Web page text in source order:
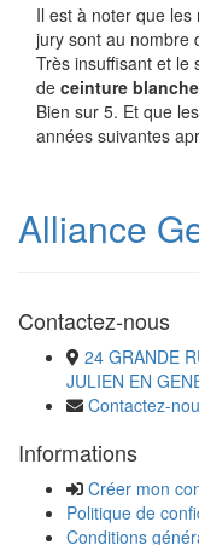
Il est à noter que
jury sont au nombre
Très insuffisant et le
de ceinture
Bien sur 5. Et que
années suivantes
Alliance
Contactez-nous
24 GRANDE
JULIEN EN
Contactez-
Informations
Créer mon
Politique de
Conditions